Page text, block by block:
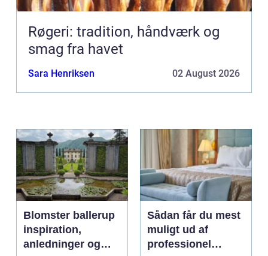
Røgeri: tradition, håndværk og
smag fra havet
Sara Henriksen 02 August 2026
Blomster ballerup
inspiration,
anledninger og
Sådan får du mest
muligt ud af
professionel